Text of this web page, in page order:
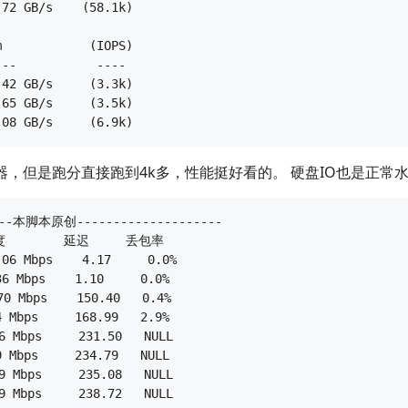
GB/s    (58.1k)
(IOPS)
----
GB/s     (3.3k)
GB/s     (3.5k)
但是跑分直接跑到4k多，性能挺好看的。 硬盘IO也是正常
--本脚本原创--------------------
延迟     丢包率
Mbps    4.17     0.0%
Mbps    1.10     0.0%
Mbps    150.40   0.4%
Mbps     168.99   2.9%
Mbps     231.50   NULL
234.79   NULL
235.08   NULL